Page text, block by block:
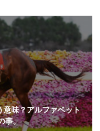
意味？アルファベット
事。